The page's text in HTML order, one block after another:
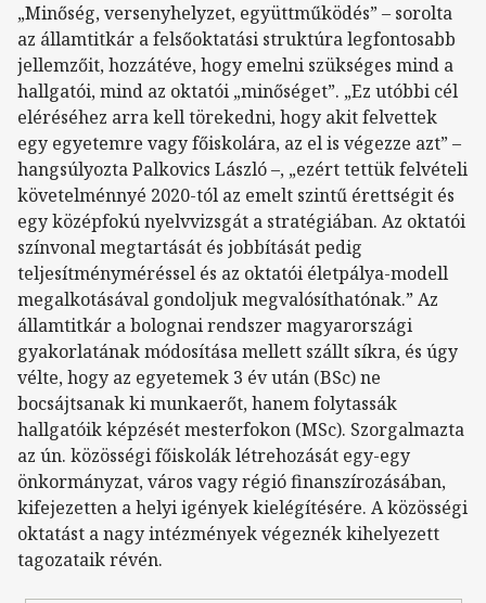
„Minőség, versenyhelyzet, együttműködés” – sorolta
az államtitkár a felsőoktatási struktúra legfontosabb
jellemzőit, hozzátéve, hogy emelni szükséges mind a
hallgatói, mind az oktatói „minőséget”. „Ez utóbbi cél
eléréséhez arra kell törekedni, hogy akit felvettek
egy egyetemre vagy főiskolára, az el is végezze azt” –
hangsúlyozta Palkovics László –, „ezért tettük felvételi
követelménnyé 2020-tól az emelt szintű érettségit és
egy középfokú nyelvvizsgát a stratégiában. Az oktatói
színvonal megtartását és jobbítását pedig
teljesítményméréssel és az oktatói életpálya-modell
megalkotásával gondoljuk megvalósíthatónak.” Az
államtitkár a bolognai rendszer magyarországi
gyakorlatának módosítása mellett szállt síkra, és úgy
vélte, hogy az egyetemek 3 év után (BSc) ne
bocsájtsanak ki munkaerőt, hanem folytassák
hallgatóik képzését mesterfokon (MSc). Szorgalmazta
az ún. közösségi főiskolák létrehozását egy-egy
önkormányzat, város vagy régió finanszírozásában,
kifejezetten a helyi igények kielégítésére. A közösségi
oktatást a nagy intézmények végeznék kihelyezett
tagozataik révén.